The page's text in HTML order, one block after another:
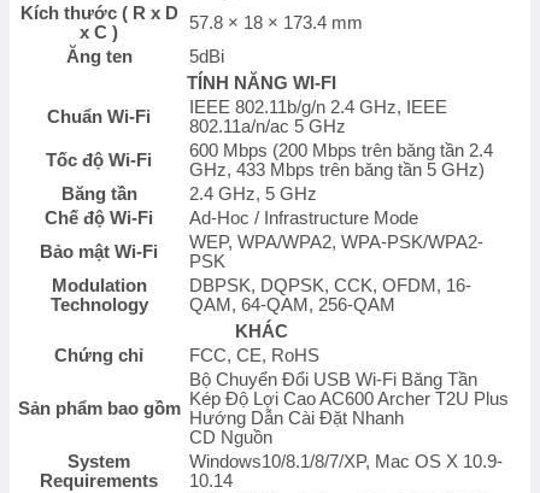
AC600
lượng
Kích thước ( R x D
x C )
57.8 × 18 × 173.4 mm
Ăng ten
5dBi
TÍNH NĂNG WI-FI
Chuẩn Wi-Fi
IEEE 802.11b/g/n 2.4 GHz, IEEE
802.11a/n/ac 5 GHz
Tốc độ Wi-Fi
600 Mbps (200 Mbps trên băng tần 2.4
GHz, 433 Mbps trên băng tần 5 GHz)
Băng tần
2.4 GHz, 5 GHz
Chế độ Wi-Fi
Ad-Hoc / Infrastructure Mode
Bảo mật Wi-Fi
WEP, WPA/WPA2, WPA-PSK/WPA2-
PSK
Modulation
Technology
DBPSK, DQPSK, CCK, OFDM, 16-
QAM, 64-QAM, 256-QAM
KHÁC
Chứng chỉ
FCC, CE, RoHS
Sản phẩm bao gồm
Bộ Chuyển Đổi USB Wi-Fi Băng Tần
Kép Độ Lợi Cao AC600 Archer T2U Plus
Hướng Dẫn Cài Đặt Nhanh
CD Nguồn
System
Requirements
Windows10/8.1/8/7/XP, Mac OS X 10.9-
10.14